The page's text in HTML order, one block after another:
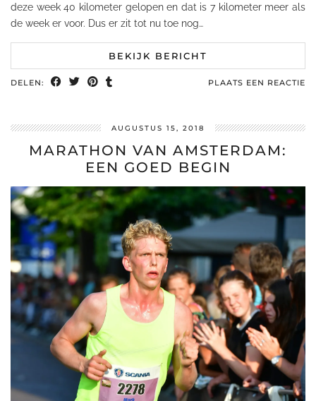
deze week 40 kilometer gelopen en dat is 7 kilometer meer als
de week er voor. Dus er zit tot nu toe nog…
BEKIJK BERICHT
DELEN: PLAATS EEN REACTIE
AUGUSTUS 15, 2018
MARATHON VAN AMSTERDAM:
EEN GOED BEGIN